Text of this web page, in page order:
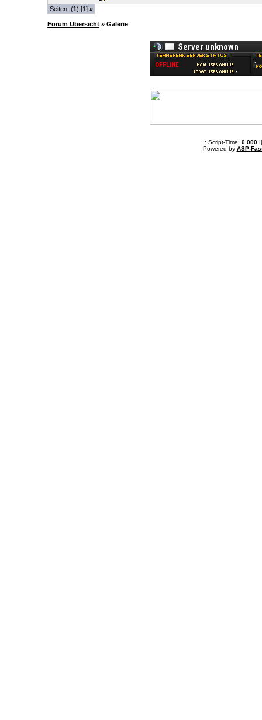
Seiten: (1) [1] »
Forum Übersicht» Galerie
.: Script-Time: 0,000||
Powered by ASP-